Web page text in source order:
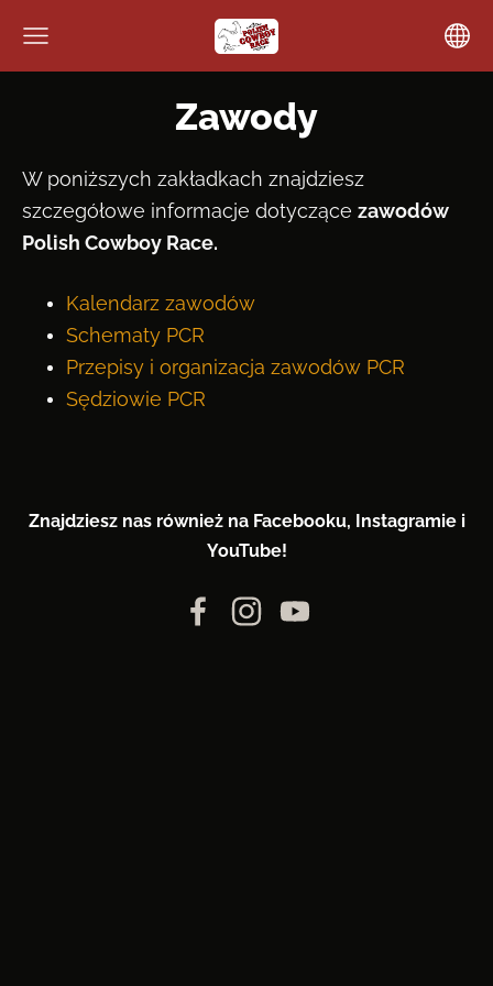
Zawody
W poniższych zakładkach znajdziesz
szczegółowe informacje dotyczące zawodów
Polish Cowboy Race.
Kalendarz zawodów
Schematy PCR
Przepisy i organizacja zawodów PCR
Sędziowie PCR
Znajdziesz nas również na Facebooku, Instagramie i
YouTube!